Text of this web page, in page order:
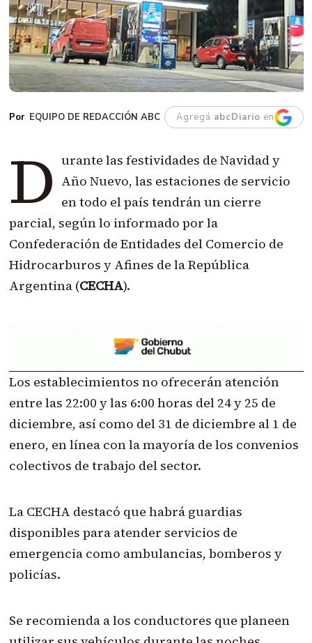
EQUIPO DE REDACCIÓN ABC Agregá abcDiario en
D urante las festividades de Navidad y
Año Nuevo, las estaciones de servicio
en todo el país tendrán un cierre
parcial, según lo informado por la
Confederación de Entidades del Comercio de
Hidrocarburos y Afines de la República
Argentina (CECHA).
Los establecimientos no ofrecerán atención
entre las 22:00 y las 6:00 horas del 24 y 25 de
diciembre, así como del 31 de diciembre al 1 de
enero, en línea con la mayoría de los convenios
colectivos de trabajo del sector.
La CECHA destacó que habrá guardias
disponibles para atender servicios de
emergencia como ambulancias, bomberos y
policías.
Se recomienda a los conductores que planeen